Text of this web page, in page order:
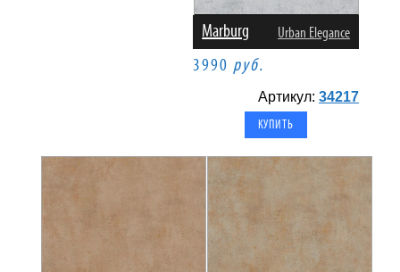
Marburg Urban Elegance
3990 руб.
Артикул:34217